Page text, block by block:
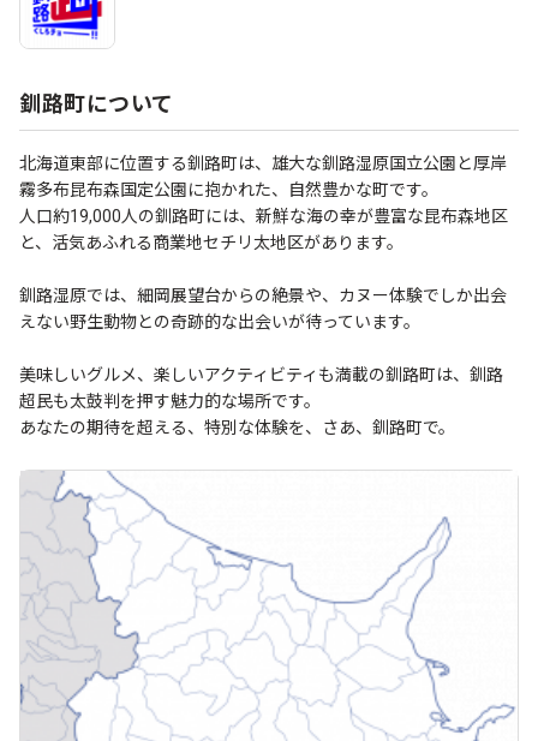
釧路町について
北海道東部に位置する釧路町は、雄大な釧路湿原国立公園と厚岸
霧多布昆布森国定公園に抱かれた、自然豊かな町です。
人口約19,000人の釧路町には、新鮮な海の幸が豊富な昆布森地区
と、活気あふれる商業地セチリ太地区があります。
釧路湿原では、細岡展望台からの絶景や、カヌー体験でしか出会
えない野生動物との奇跡的な出会いが待っています。
美味しいグルメ、楽しいアクティビティも満載の釧路町は、釧路
超民も太鼓判を押す魅力的な場所です。
あなたの期待を超える、特別な体験を、さあ、釧路町で。